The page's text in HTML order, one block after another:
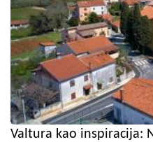
Valtura kao inspiracija: